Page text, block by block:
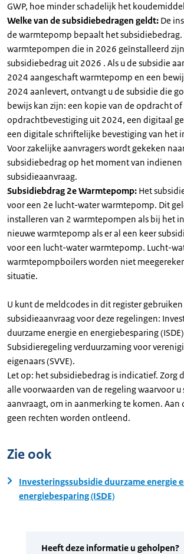
GWP, hoe minder schadelijk het
Welke van de subsidiebedragen geldt: De
de warmtepomp bepaalt het subsidiebedrag.
warmtepompen die in 2026 geïnstalleerd
subsidiebedrag uit 2026 . Als u de subsidie
2024 aangeschaft warmtepomp en een
2024 aanlevert, ontvangt u de subsidie die
bewijs kan zijn: een kopie van de opdracht of
opdrachtbevestiging uit 2024, een digitaal
een digitale schriftelijke bevestiging van het
Voor zakelijke aanvragers wordt gekeken
subsidiebedrag op het moment van indienen
subsidieaanvraag.
Subsidiebdrag 2e Warmtepomp: Het
voor een 2e lucht-water warmtepomp. Dit
installeren van 2 warmtepompen als bij het
nieuwe warmtepomp als er al een keer
voor een lucht-water warmtepomp. Lucht-
warmtepompboilers worden niet
situatie.
U kunt de meldcodes in dit register
subsidieaanvraag voor deze regelingen:
duurzame energie en energiebesparing
Subsidieregeling verduurzaming voor
eigenaars (SVVE).
Let op: het subsidiebedrag is indicatief. Zorg
alle voorwaarden van de regeling waarvoor u
aanvraagt, om in aanmerking te komen. Aan
geen rechten worden ontleend.
Zie ook
Investeringssubsidie duurzame energie
energiebesparing (ISDE)